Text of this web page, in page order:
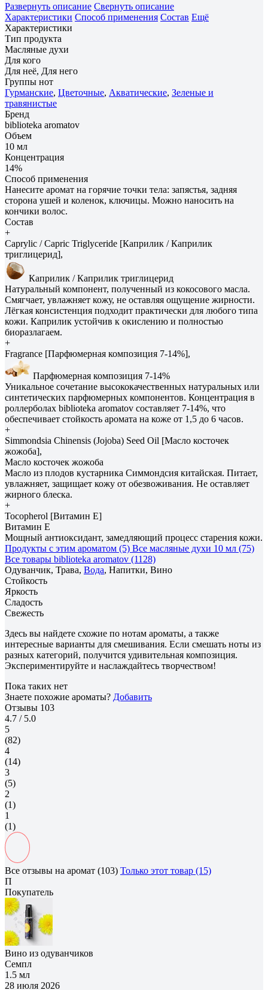
Развернуть описание Свернуть описание
Характеристики Способ применения Состав Ещё
Характеристики
Тип продукта
Масляные духи
Для кого
Для неё, Для него
Группы нот
Гурманские, Цветочные, Акватические, Зеленые и
травянистые
Бренд
biblioteka aromatov
Объем
10 мл
Концентрация
14%
Способ применения
Нанесите аромат на горячие точки тела: запястья, задняя
сторона ушей и коленок, ключицы. Можно наносить на
кончики волос.
Состав
+
Caprylic / Capric Triglyceride [Каприлик / Каприлик
триглицерид],
Каприлик / Каприлик триглицерид
Натуральный компонент, полученный из кокосового масла.
Смягчает, увлажняет кожу, не оставляя ощущение жирности.
Лёгкая консистенция подходит практически для любого типа
кожи. Каприлик устойчив к окислению и полностью
биоразлагаем.
+
Fragrance [Парфюмерная композиция 7-14%],
Парфюмерная композиция 7-14%
Уникальное сочетание высококачественных натуральных или
синтетических парфюмерных компонентов. Концентрация в
роллерболах biblioteka aromatov составляет 7-14%, что
обеспечивает стойкость аромата на коже от 1,5 до 6 часов.
+
Simmondsia Сhinensis (Jojoba) Seed Oil [Масло косточек
жожоба],
Масло косточек жожоба
Масло из плодов кустарника Симмондсия китайская. Питает,
увлажняет, защищает кожу от обезвоживания. Не оставляет
жирного блеска.
+
Tocopherol [Витамин E]
Витамин E
Мощный антиоксидант, замедляющий процесс старения кожи.
Продукты с этим ароматом (5) Все масляные духи 10 мл (75)
Все товары biblioteka aromatov (1128)
Одуванчик, Трава, Вода, Напитки, Вино
Стойкость
Яркость
Сладость
Свежесть
Здесь вы найдете схожие по нотам ароматы, а также
интересные варианты для смешивания. Если смешать ноты из
разных категорий, получится удивительная композиция.
Экспериментируйте и наслаждайтесь творчеством!
Пока таких нет
Знаете похожие ароматы? Добавить
Отзывы 103
4.7 / 5.0
5
(82)
4
(14)
3
(5)
2
(1)
1
(1)
Все отзывы на аромат (103) Только этот товар (15)
П
Покупатель
Вино из одуванчиков
Семпл
1.5 мл
28 июля 2026